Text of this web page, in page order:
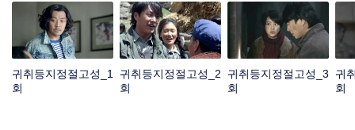
이는 무덤 비술로 구사일생으로 살아난다.제대한 후바이는 친구 왕뚱보와 함께
티베트로 향한 고고학 팀에 합류하며 천신만고 끝에 타클라마칸 사막에 위치한
정절고성 유적지 ‘귀신동굴’에 들어간다. 동굴 안에는 함정과 기관이 수두룩했
으며 이 신비한 귀신동굴은 어떤 선지자의 손에 쥐고 있는 듯 한다.
귀취등지정절고성_1
회
귀취등지정절고성_2
회
귀취등지정절고성_3
회
귀
회